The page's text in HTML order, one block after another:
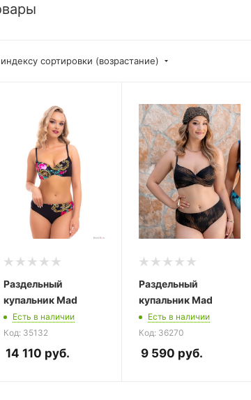
сортировки (возрастание)
Раздельный
купальник Mad
Есть в наличии
Код: 35132
14 110 руб.
Раздельный
купальник Mad
Есть в наличии
Код: 36270
9 590 руб.